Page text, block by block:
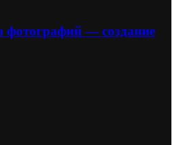
фотографий — создание